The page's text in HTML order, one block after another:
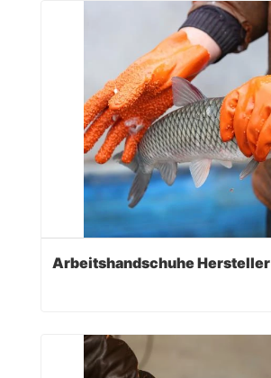
Arbeitshandschuhe Hersteller